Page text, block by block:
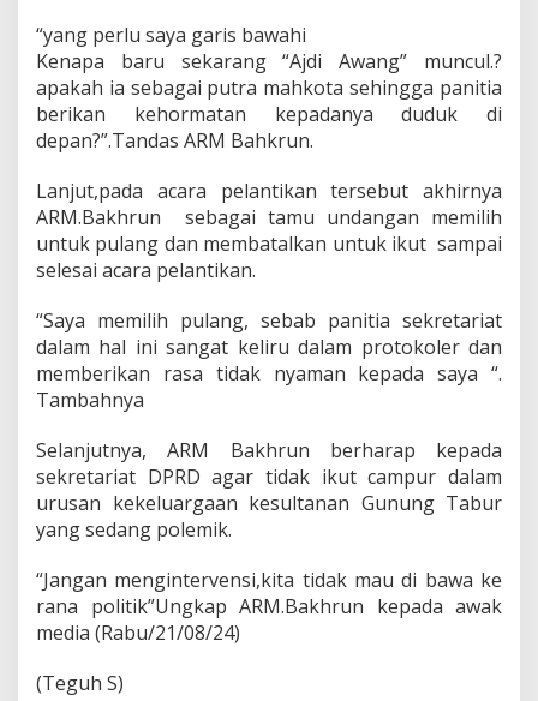
D
B
e
a
u
e
m
a
r
i
“yang perlu saya garis bawahi
Kenapa baru sekarang “Ajdi Awang” muncul.?
apakah ia sebagai putra mahkota sehingga panitia
berikan kehormatan kepadanya duduk di
depan?”.Tandas ARM Bahkrun.
Lanjut,pada acara pelantikan tersebut akhirnya
ARM.Bakhrun sebagai tamu undangan memilih
untuk pulang dan membatalkan untuk ikut sampai
selesai acara pelantikan.
“Saya memilih pulang, sebab panitia sekretariat
dalam hal ini sangat keliru dalam protokoler dan
memberikan rasa tidak nyaman kepada saya “.
Tambahnya
Selanjutnya, ARM Bakhrun berharap kepada
sekretariat DPRD agar tidak ikut campur dalam
urusan kekeluargaan kesultanan Gunung Tabur
yang sedang polemik.
“Jangan mengintervensi,kita tidak mau di bawa ke
rana politik”Ungkap ARM.Bakhrun kepada awak
media (Rabu/21/08/24)
(Teguh S)